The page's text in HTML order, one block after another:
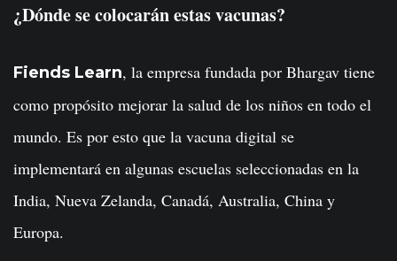
¿Dónde se colocarán estas vacunas?
Fiends Learn, la empresa fundada por Bhargav tiene
como propósito mejorar la salud de los niños en todo el
mundo. Es por esto que la vacuna digital se
implementará en algunas escuelas seleccionadas en la
India, Nueva Zelanda, Canadá, Australia, China y
Europa.